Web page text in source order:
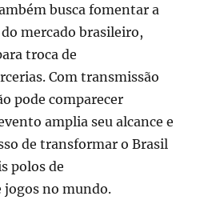
busca fomentar a
mercado brasileiro,
troca de
Com transmissão
pode comparecer
amplia seu alcance e
de transformar o Brasil
polos de
no mundo​.